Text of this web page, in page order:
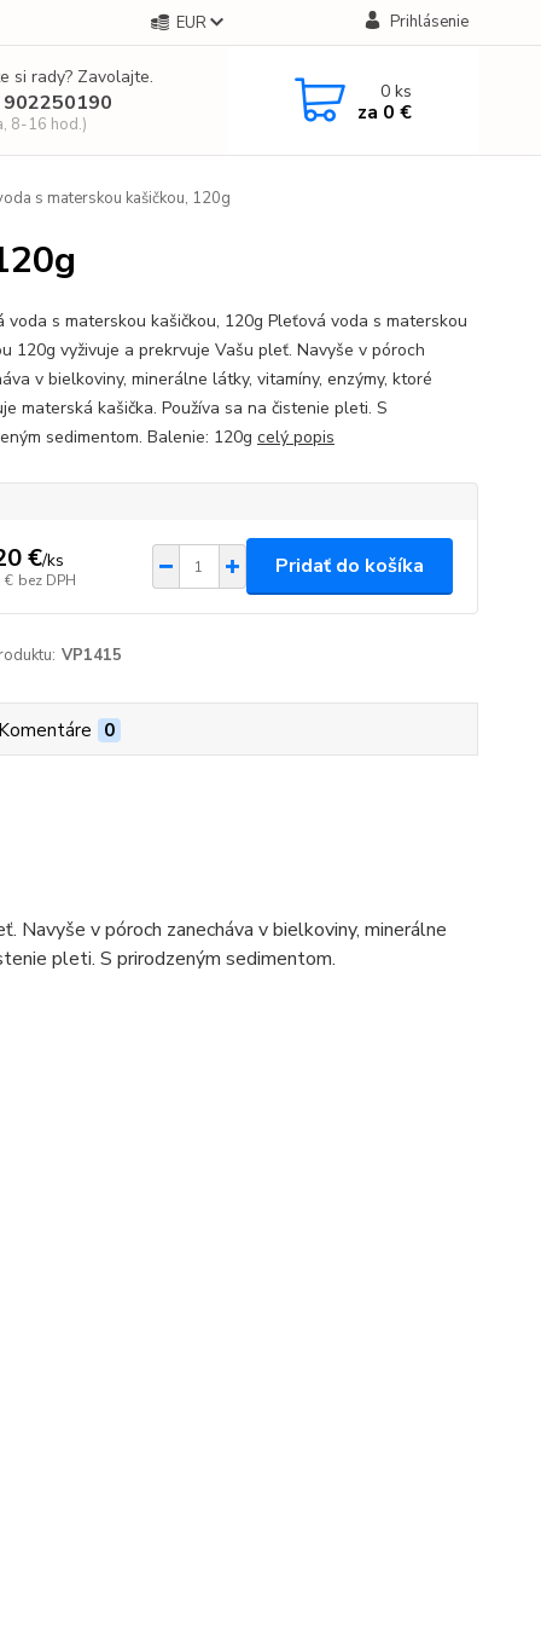
EUR Prihlásenie
si rady? Zavolajte.
8-16 hod.)
0ks
za 0 €
s materskou kašičkou, 120g
voda s materskou kašičkou, 120g Pleťová voda s materskou
120g vyživuje a prekrvuje Vašu pleť. Navyše v póroch
v bielkoviny, minerálne látky, vitamíny, enzýmy, ktoré
materská kašička. Používa sa na čistenie pleti. S
sedimentom. Balenie: 120g celý popis
€/ks
€ bez DPH
Pridať do košíka
VP1415
0
Navyše v póroch zanecháva v bielkoviny, minerálne
pleti. S prirodzeným sedimentom.